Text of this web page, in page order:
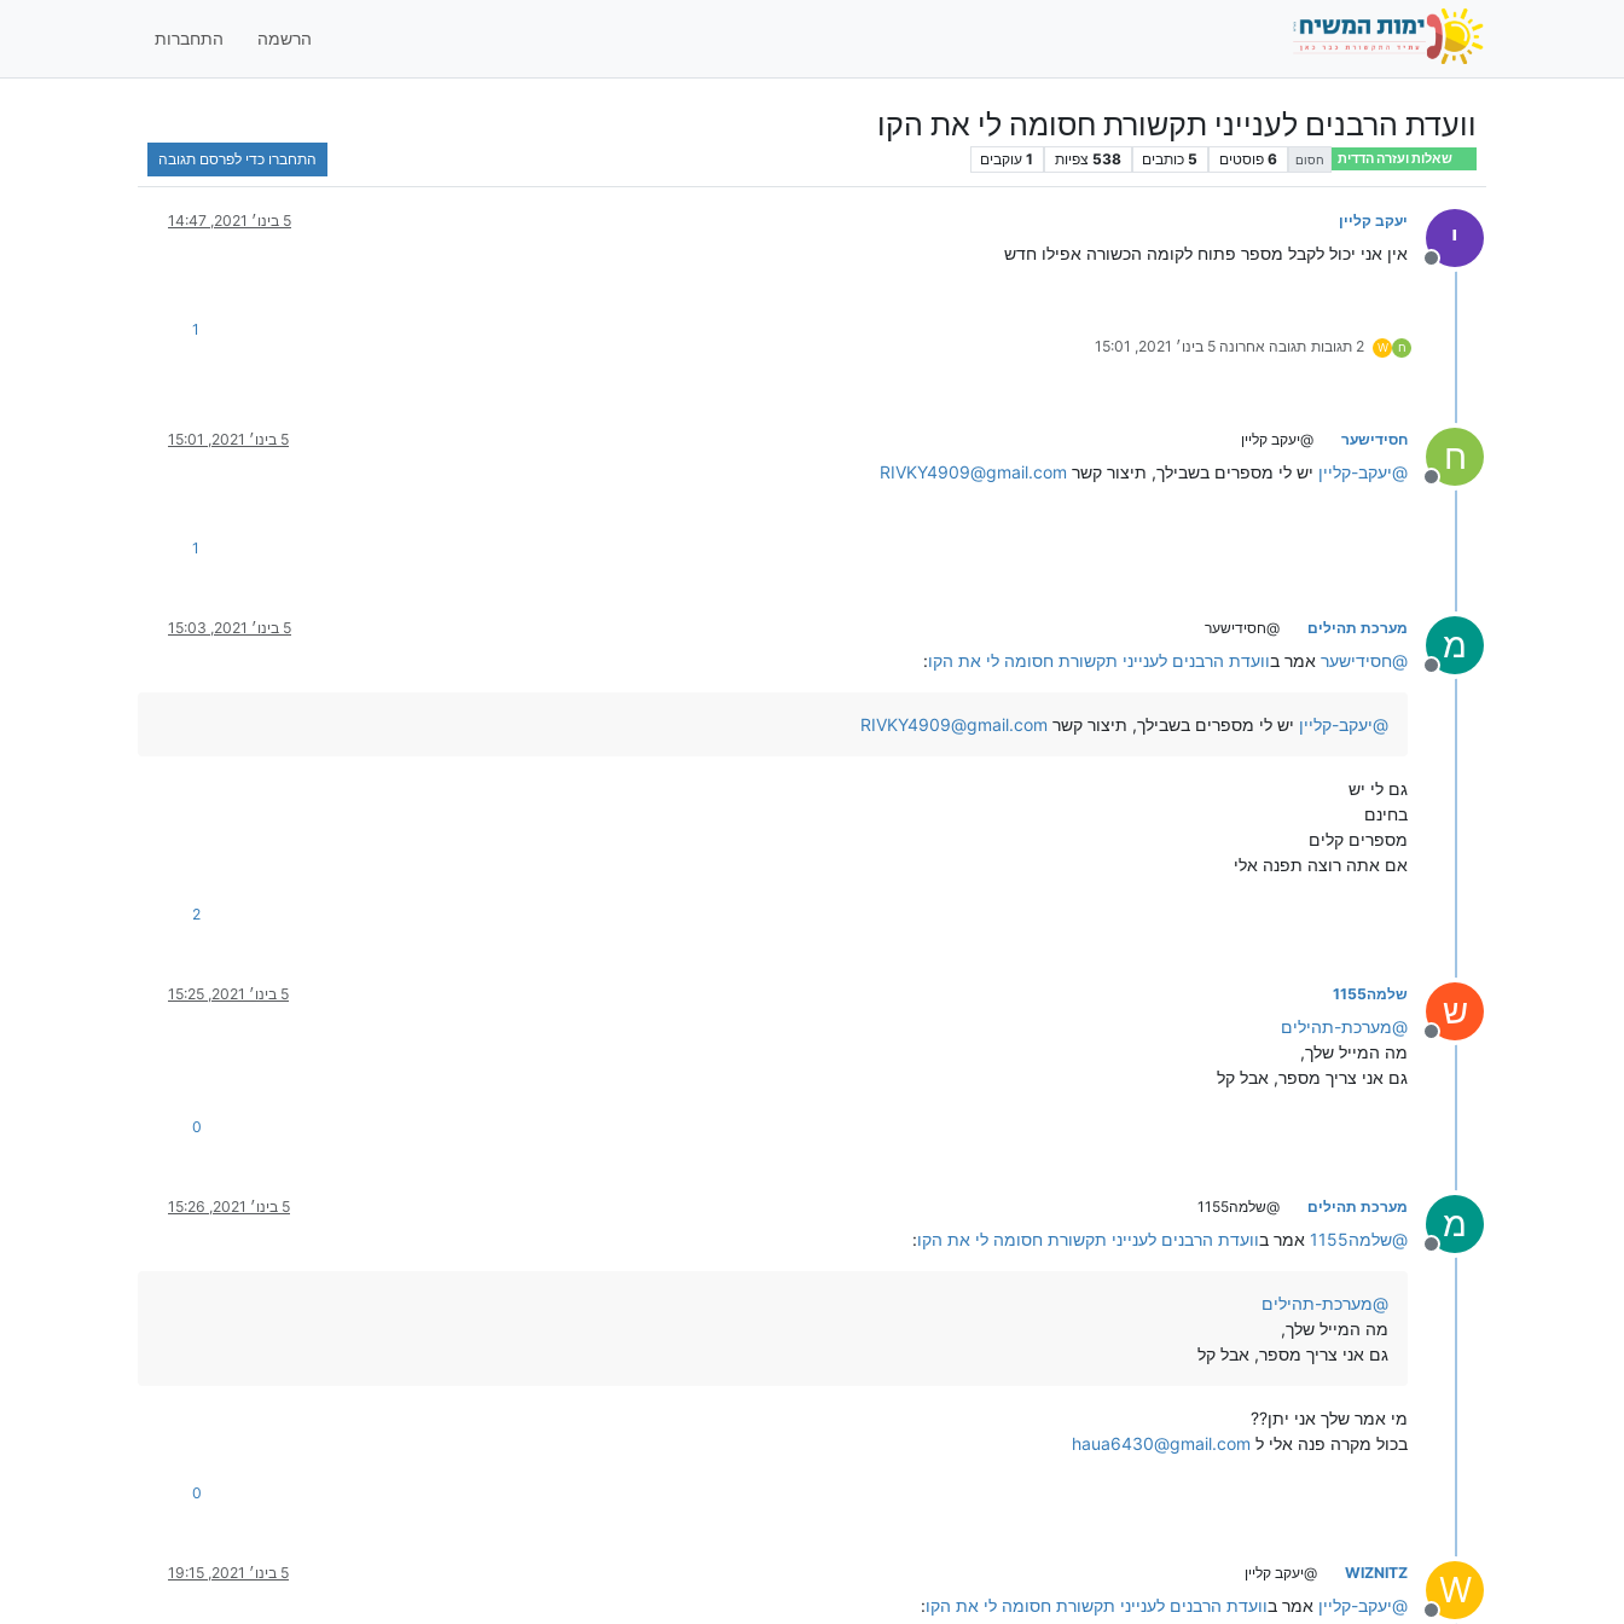
הרשמה התחברות
וועדת הרבנים לענייני תקשורת חסומה לי את הקו
שאלות ועזרה הדדית חסום 6 פוסטים 5 כותבים 538 צפיות 1 עוקבים התחברו כדי לפרסם תגובה
י
מנותק
יעקב קליין 5 בינו׳ 2021, 14:47
אין אני יכול לקבל מספר פתוח לקומה הכשורה אפילו חדש
ח W 2 תגובות תגובה אחרונה 5 בינו׳ 2021, 15:01
1
ח
מנותק
חסידישער @יעקב קליין 5 בינו׳ 2021, 15:01
@יעקב-קליין יש לי מספרים בשבילך, תיצור קשר RIVKY4909@gmail.com
1
מ
מנותק
מערכת תהילים @חסידישער 5 בינו׳ 2021, 15:03
@חסידישער אמר בוועדת הרבנים לענייני תקשורת חסומה לי את הקו:
@יעקב-קליין יש לי מספרים בשבילך, תיצור קשר RIVKY4909@gmail.com
גם לי יש
בחינם
מספרים קלים
אם אתה רוצה תפנה אלי
2
ש
מנותק
שלמה1155 5 בינו׳ 2021, 15:25
@מערכת-תהילים
מה המייל שלך,
גם אני צריך מספר, אבל קל
0
מ
מנותק
מערכת תהילים @שלמה1155 5 בינו׳ 2021, 15:26
@שלמה1155 אמר בוועדת הרבנים לענייני תקשורת חסומה לי את הקו:
@מערכת-תהילים
מה המייל שלך,
גם אני צריך מספר, אבל קל
מי אמר שלך אני יתן??
בכול מקרה פנה אלי ל haua6430@gmail.com
0
W
WIZNITZ @יעקב קליין 5 בינו׳ 2021, 19:15
@יעקב-קליין אמר בוועדת הרבנים לענייני תקשורת חסומה לי את הקו: